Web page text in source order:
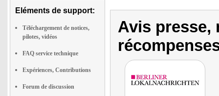
Eléments de support:
Téléchargement de notices,
pilotes, vidéos
FAQ service technique
Expériences, Contributions
Forum de discussion
Avis presse,